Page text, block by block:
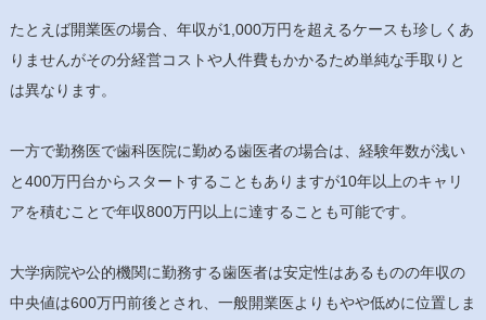
たとえば開業医の場合、年収が1,000万円を超えるケースも珍しくあ
りませんがその分経営コストや人件費もかかるため単純な手取りと
は異なります。
一方で勤務医で歯科医院に勤める歯医者の場合は、経験年数が浅い
と400万円台からスタートすることもありますが10年以上のキャリ
アを積むことで年収800万円以上に達することも可能です。
大学病院や公的機関に勤務する歯医者は安定性はあるものの年収の
中央値は600万円前後とされ、一般開業医よりもやや低めに位置しま